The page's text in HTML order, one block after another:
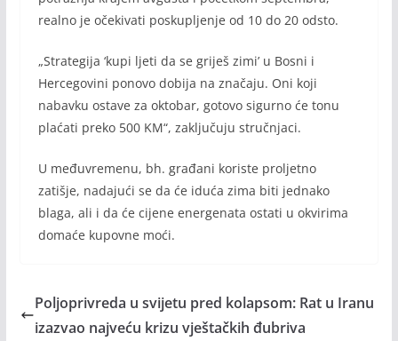
realno je očekivati poskupljenje od 10 do 20 odsto.
„Strategija ‘kupi ljeti da se griješ zimi’ u Bosni i
Hercegovini ponovo dobija na značaju. Oni koji
nabavku ostave za oktobar, gotovo sigurno će tonu
plaćati preko 500 KM“, zaključuju stručnjaci.
U međuvremenu, bh. građani koriste proljetno
zatišje, nadajući se da će iduća zima biti jednako
blaga, ali i da će cijene energenata ostati u okvirima
domaće kupovne moći.
Poljoprivreda u svijetu pred kolapsom: Rat u Iranu
izazvao najveću krizu vještačkih đubriva